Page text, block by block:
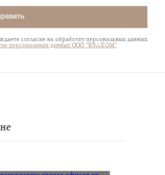
согласие на обработку персональных данных
персональных данных ООО "ВЭЛХОМ"